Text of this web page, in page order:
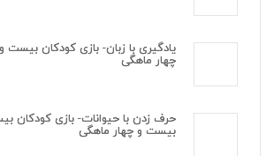
یادگیری با زبان- بازی کودکان
چهار ماهگی
حرف زدن با حیوانات- بازی کودکان
بیست و چهار ماهگی